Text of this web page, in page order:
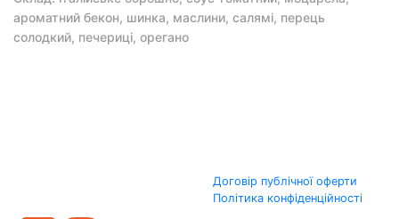
ароматний бекон, шинка, маслини, салямі, перець
солодкий, печериці, орегано
Договір публічної оферти
Політика конфіденційності